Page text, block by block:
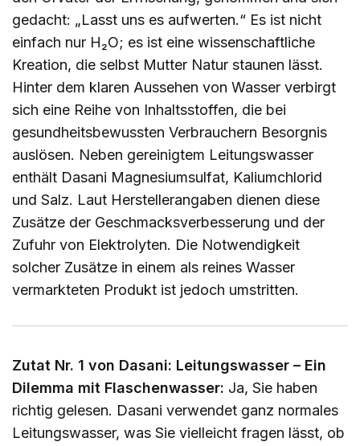
gedacht: „Lasst uns es aufwerten.“ Es ist nicht
einfach nur H₂O; es ist eine wissenschaftliche
Kreation, die selbst Mutter Natur staunen lässt.
Hinter dem klaren Aussehen von Wasser verbirgt
sich eine Reihe von Inhaltsstoffen, die bei
gesundheitsbewussten Verbrauchern Besorgnis
auslösen. Neben gereinigtem Leitungswasser
enthält Dasani Magnesiumsulfat, Kaliumchlorid
und Salz. Laut Herstellerangaben dienen diese
Zusätze der Geschmacksverbesserung und der
Zufuhr von Elektrolyten. Die Notwendigkeit
solcher Zusätze in einem als reines Wasser
vermarkteten Produkt ist jedoch umstritten.
Zutat Nr. 1 von Dasani: Leitungswasser – Ein
Dilemma mit Flaschenwasser: Ja, Sie haben
richtig gelesen. Dasani verwendet ganz normales
Leitungswasser, was Sie vielleicht fragen lässt, ob